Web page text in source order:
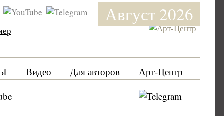
Август 2026
Видео Для авторов Арт-Центр